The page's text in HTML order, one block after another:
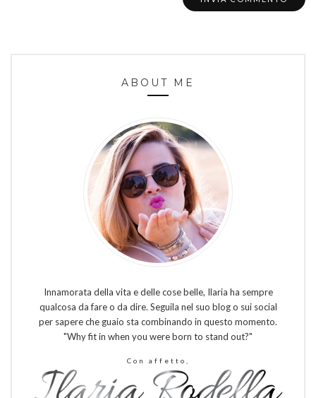
ABOUT ME
Innamorata della vita e delle cose belle, Ilaria ha sempre
qualcosa da fare o da dire. Seguila nel suo blog o sui social
per sapere che guaio sta combinando in questo momento.
"Why fit in when you were born to stand out?"
Con affetto,